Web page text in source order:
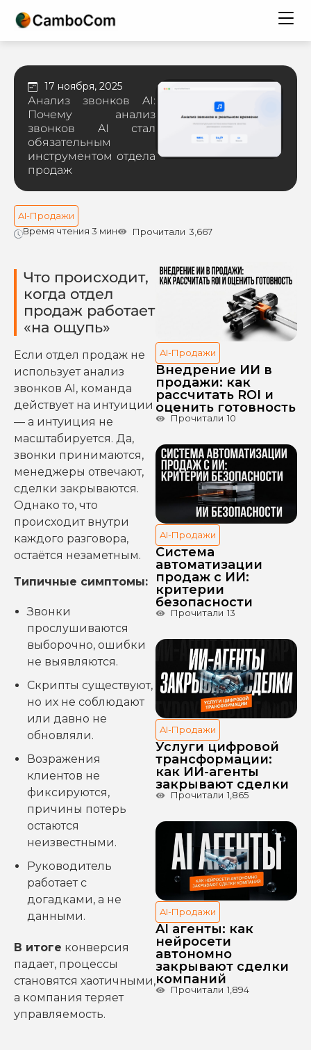
17 ноября, 2025
Анализ звонков AI:
Почему анализ
звонков AI стал
обязательным
инструментом отдела
продаж
Время чтения 3 мин Прочитали 3,667
AI-Продажи
Что происходит,
когда отдел
продаж работает
«на ощупь»
Если отдел продаж не
использует анализ
звонков AI, команда
действует на интуиции
— а интуиция не
масштабируется. Да,
звонки принимаются,
менеджеры отвечают,
сделки закрываются.
Однако то, что
происходит внутри
каждого разговора,
остаётся незаметным.
Типичные симптомы:
Звонки
прослушиваются
выборочно, ошибки
не выявляются.
Скрипты существуют,
но их не соблюдают
или давно не
обновляли.
Возражения
клиентов не
фиксируются,
причины потерь
остаются
неизвестными.
Руководитель
работает с
догадками, а не
данными.
В итоге конверсия
падает, процессы
становятся хаотичными,
а компания теряет
управляемость.
AI-Продажи
Внедрение ИИ в
продажи: как
рассчитать ROI и
оценить готовность
Прочитали 10
AI-Продажи
Система
автоматизации
продаж с ИИ:
критерии
безопасности
Прочитали 13
AI-Продажи
Услуги цифровой
трансформации:
как ИИ-агенты
закрывают сделки
Прочитали 1,865
AI-Продажи
AI агенты: как
нейросети
автономно
закрывают сделки
компаний
Прочитали 1,894